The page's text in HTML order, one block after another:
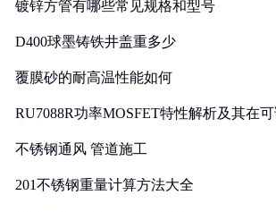
镀锌方管有哪些常见规格和型号
D400球墨铸铁井盖重多少
覆膜砂的耐高温性能如何
RU7088R功率MOSFET特性解析及其在
不锈钢通风 管道施工
201不锈钢重量计算方法大全